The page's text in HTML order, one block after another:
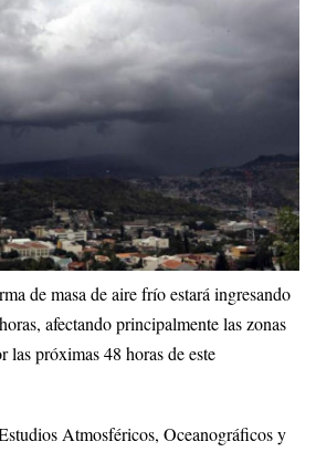
de masa de aire frío estará ingresando
afectando principalmente las zonas
las próximas 48 horas de este
Atmosféricos, Oceanográficos y